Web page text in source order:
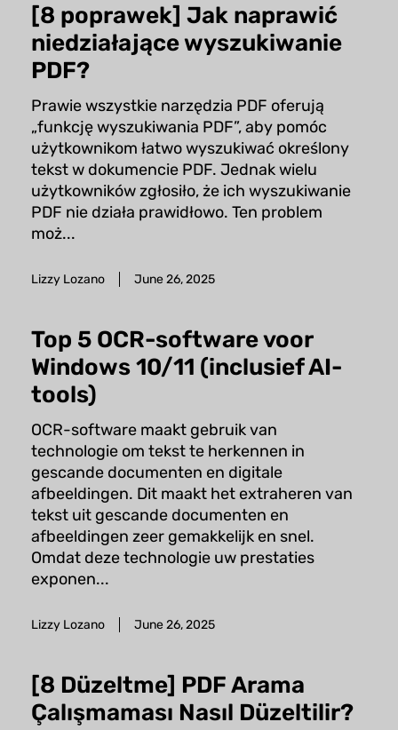
[8 poprawek] Jak naprawić
niedziałające wyszukiwanie
PDF?
Prawie wszystkie narzędzia PDF oferują
„funkcję wyszukiwania PDF”, aby pomóc
użytkownikom łatwo wyszukiwać określony
tekst w dokumencie PDF. Jednak wielu
użytkowników zgłosiło, że ich wyszukiwanie
PDF nie działa prawidłowo. Ten problem
moż...
Lizzy Lozano June 26, 2025
Top 5 OCR-software voor
Windows 10/11 (inclusief AI-
tools)
OCR-software maakt gebruik van
technologie om tekst te herkennen in
gescande documenten en digitale
afbeeldingen. Dit maakt het extraheren van
tekst uit gescande documenten en
afbeeldingen zeer gemakkelijk en snel.
Omdat deze technologie uw prestaties
exponen...
Lizzy Lozano June 26, 2025
[8 Düzeltme] PDF Arama
Çalışmaması Nasıl Düzeltilir?